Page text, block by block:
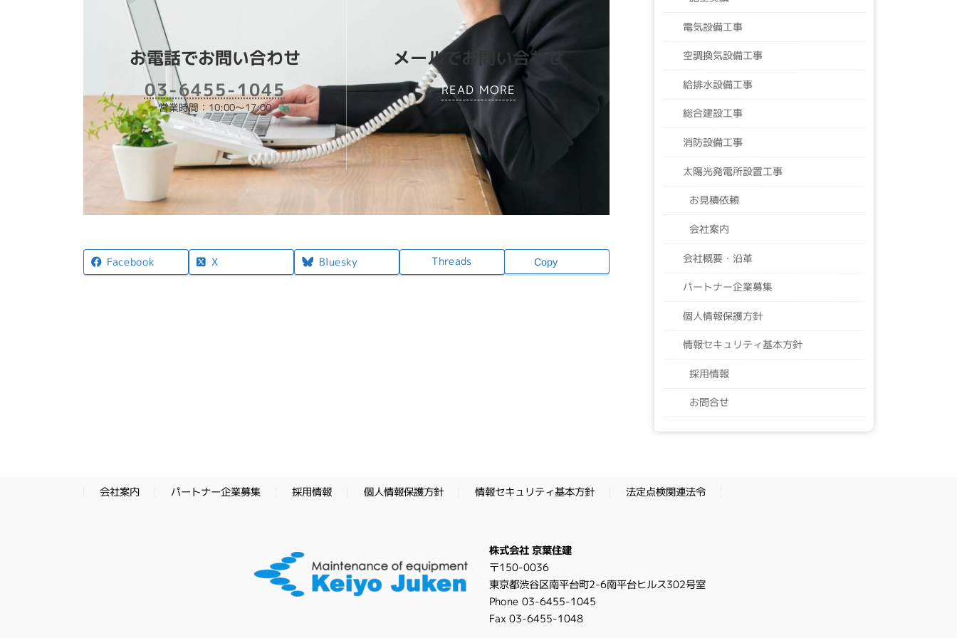
お電話でお問い合わせ
03-6455-1045
営業時間：10:00～17:00
メールでお問い合わせ
READ MORE
Facebook X Bluesky Threads Copy
電気設備工事
空調換気設備工事
給排水設備工事
総合建設工事
消防設備工事
太陽光発電所設置工事
お見積依頼
会社案内
会社概要・沿革
パートナー企業募集
個人情報保護方針
情報セキュリティ基本方針
採用情報
お問合せ
会社案内 パートナー企業募集 採用情報 個人情報保護方針 情報セキュリティ基本方針 法定点検関連法令
株式会社 京葉住建
〒150-0036
東京都渋谷区南平台町2-6南平台ヒルス302号室
Phone 03-6455-1045
Fax 03-6455-1048